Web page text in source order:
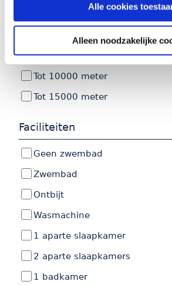
Alle cookies
Alleen noodzakelijke
Faciliteiten
Geen zwembad
Zwembad
Ontbijt
Wasmachine
1 aparte slaapkamer
2 aparte slaapkamers
1 badkamer
Tot 2000 meter
Tot 5000 meter
Tot 10000 meter
Tot 15000 meter